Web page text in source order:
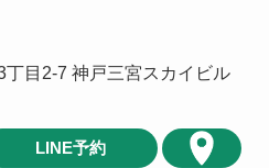
目2-7 神戸三宮スカイビル
LINE予約